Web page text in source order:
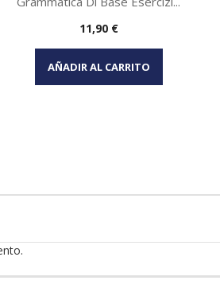
Vista rápida
Precio
11,90 €
AÑADIR AL CARRITO